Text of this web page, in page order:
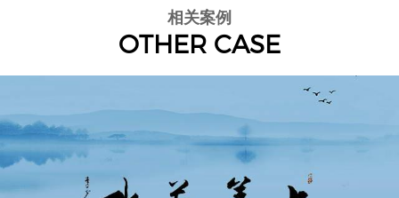
相关案例
OTHER CASE